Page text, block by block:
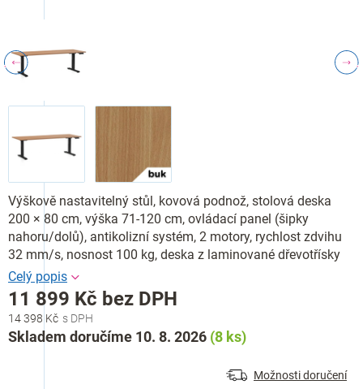
14 398 Kč
11 899 Kč bez DPH
Měrná
cena:
Skladem doručíme 10. 8. 2026 (8 ks)
Možnosti doručení
Výškově nastavitelný stůl, kovová podnož, stolová deska
200 × 80 cm, výška 71-120 cm, ovládací panel (šipky
nahoru/dolů), antikolizní systém, 2 motory, rychlost zdvihu
32 mm/s, nosnost 100 kg, deska z laminované dřevotřísky